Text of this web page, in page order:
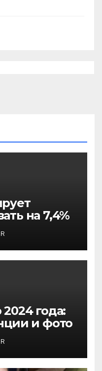
на 7,4%
и
года:
и фото